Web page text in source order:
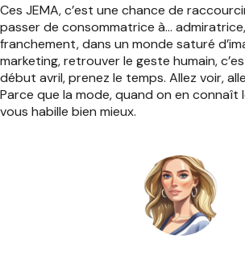
Ces JEMA, c’est une chance de
passer de consommatrice à…
franchement, dans un monde saturé
marketing, retrouver le geste humain,
début avril, prenez le temps. Allez voir,
Parce que la mode, quand on en connaît
vous habille bien mieux.